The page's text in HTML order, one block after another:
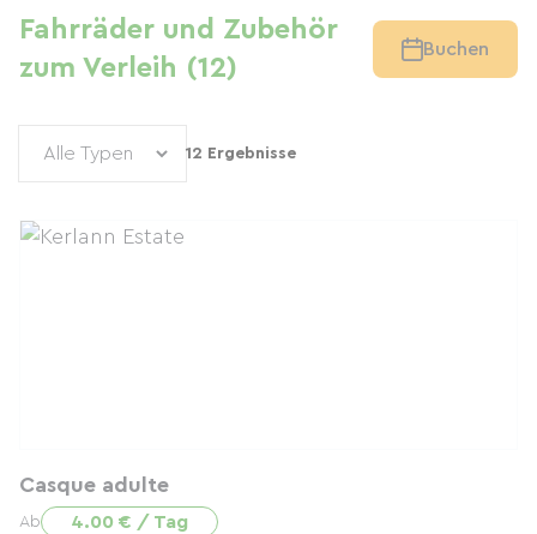
Fahrräder und Zubehör
zum Verleih (12)
Buchen
12 Ergebnisse
Casque adulte
Ab 4.00 € / Tag